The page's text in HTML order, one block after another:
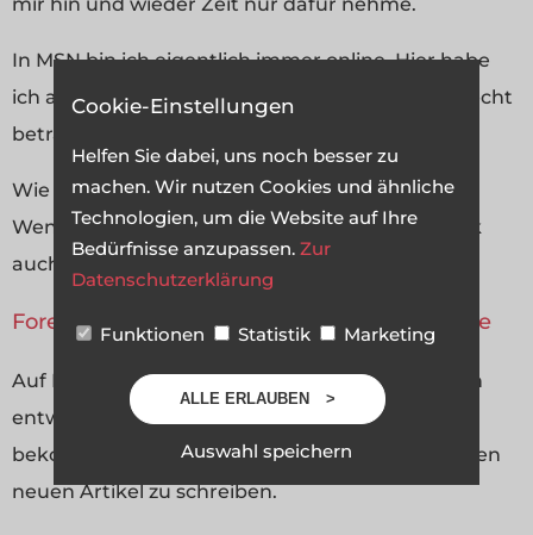
In MSN bin ich eigentlich immer online. Hier habe
ich aber nur 2 Kontakte (was aber nicht als schlecht
betrachtet werden soll).
Wie gesagt, Facebook nutze ich auch über ICQ.
Wenn ich dort online bin bin ich es auf Facebook
auch.
Foren- und Kommentare auf SteviesWebsite
Auf Kommentaren in meinem Blog antworte ich
entweder direkt wenn ich die Benachrichtung
bekomme oder, wenn ich mich einlogge um einen
neuen Artikel zu schreiben.
Cookie-Einstellungen
Helfen Sie dabei, uns noch besser zu
machen. Wir nutzen Cookies und ähnliche
Technologien, um die Website auf Ihre
Bedürfnisse anzupassen. Zur
Datenschutzerklärung
Funktionen Statistik Marketing
ALLE ERLAUBEN
Auswahl speichern